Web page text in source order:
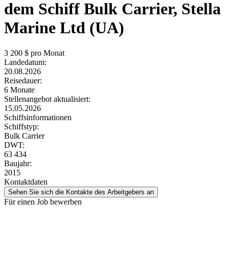
dem Schiff Bulk Carrier, Stella
Marine Ltd (UA)
3 200 $ pro Monat
Landedatum:
20.08.2026
Reisedauer:
6 Monate
Stellenangebot aktualisiert:
15.05.2026
Schiffsinformationen
Schiffstyp:
Bulk Carrier
DWT:
63 434
Baujahr:
2015
Kontaktdaten
Sehen Sie sich die Kontakte des Arbeitgebers an
Für einen Job bewerben